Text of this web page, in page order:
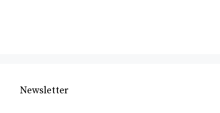
Newsletter